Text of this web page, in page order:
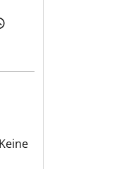
Keine